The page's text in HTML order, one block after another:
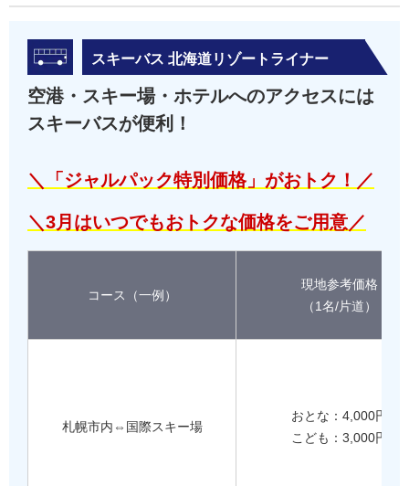
スキーバス 北海道リゾートライナー
空港・スキー場・ホテルへのアクセスには
スキーバスが便利！
＼「ジャルパック特別価格」がおトク！／
＼3月はいつでもおトクな価格をご用意／
コース（一例）
現地参考価格
（1名/片道）
札幌市内⇔国際スキー場
おとな：4,000円
こども：3,000円